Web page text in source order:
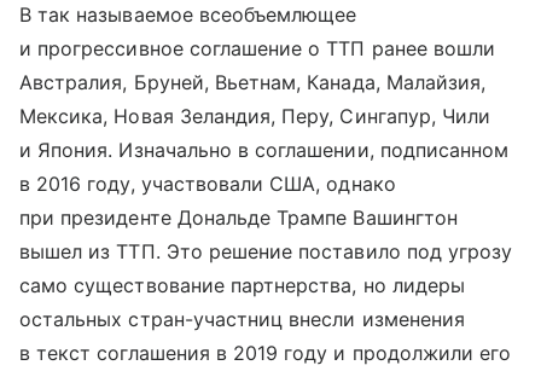
В так называемое всеобъемлющее
и прогрессивное соглашение о ТТП ранее вошли
Австралия, Бруней, Вьетнам, Канада, Малайзия,
Мексика, Новая Зеландия, Перу, Сингапур, Чили
и Япония. Изначально в соглашении, подписанном
в 2016 году, участвовали США, однако
при президенте Дональде Трампе Вашингтон
вышел из ТТП. Это решение поставило под угрозу
само существование партнерства, но лидеры
остальных стран-участниц внесли изменения
в текст соглашения в 2019 году и продолжили его